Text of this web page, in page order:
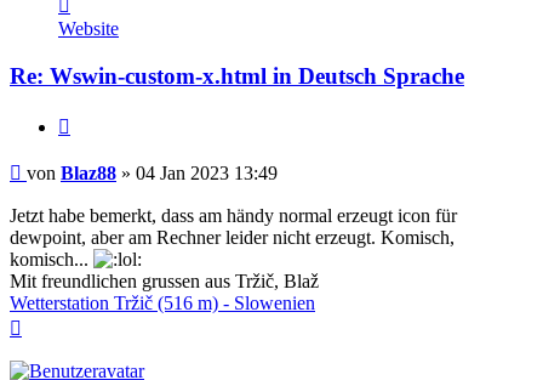
von
Blaz88
Website
Re: Wswin-custom-x.html in Deutsch Sprache
Beitrag
von Blaz88 » 04 Jan 2023 13:49
Jetzt habe bemerkt, dass am händy normal erzeugt icon für
dewpoint, aber am Rechner leider nicht erzeugt. Komisch,
komisch...
Mit freundlichen grussen aus Tržič, Blaž
Wetterstation Tržič (516 m) - Slowenien